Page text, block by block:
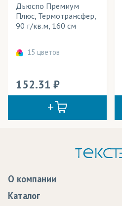
Дьюспо Премиум
Плюс, Термотрансфер,
90 г/кв.м, 160 см
15 цветов
152.31
О компании
Каталог